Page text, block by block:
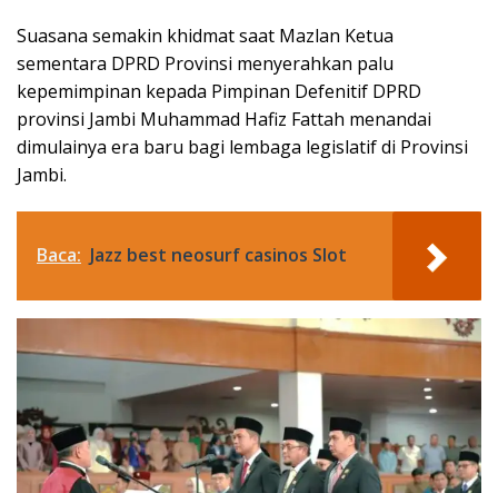
Suasana semakin khidmat saat Mazlan Ketua
sementara DPRD Provinsi menyerahkan palu
kepemimpinan kepada Pimpinan Defenitif DPRD
provinsi Jambi Muhammad Hafiz Fattah menandai
dimulainya era baru bagi lembaga legislatif di Provinsi
Jambi.
Baca: Jazz best neosurf casinos Slot